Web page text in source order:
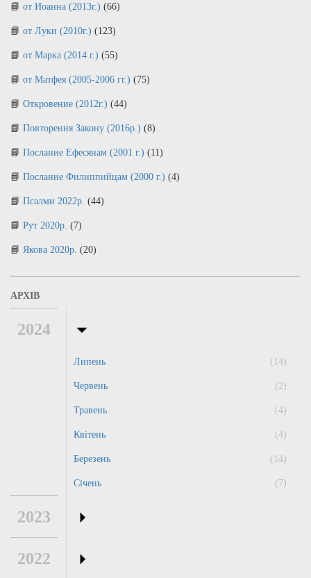
от Иоанна (2013г.) (66)
от Луки (2010г.) (123)
от Марка (2014 г.) (55)
от Матфея (2005-2006 гг.) (75)
Откровение (2012г.) (44)
Повторення Закону (2016р.) (8)
Послание Ефесянам (2001 г.) (11)
Послание Филиппийцам (2000 г.) (4)
Псалми 2022р. (44)
Рут 2020р. (7)
Якова 2020р. (20)
АРХІВ
2024
Липень (14)
Червень (2)
Травень (4)
Квітень (4)
Березень (14)
Січень (7)
2023
2022